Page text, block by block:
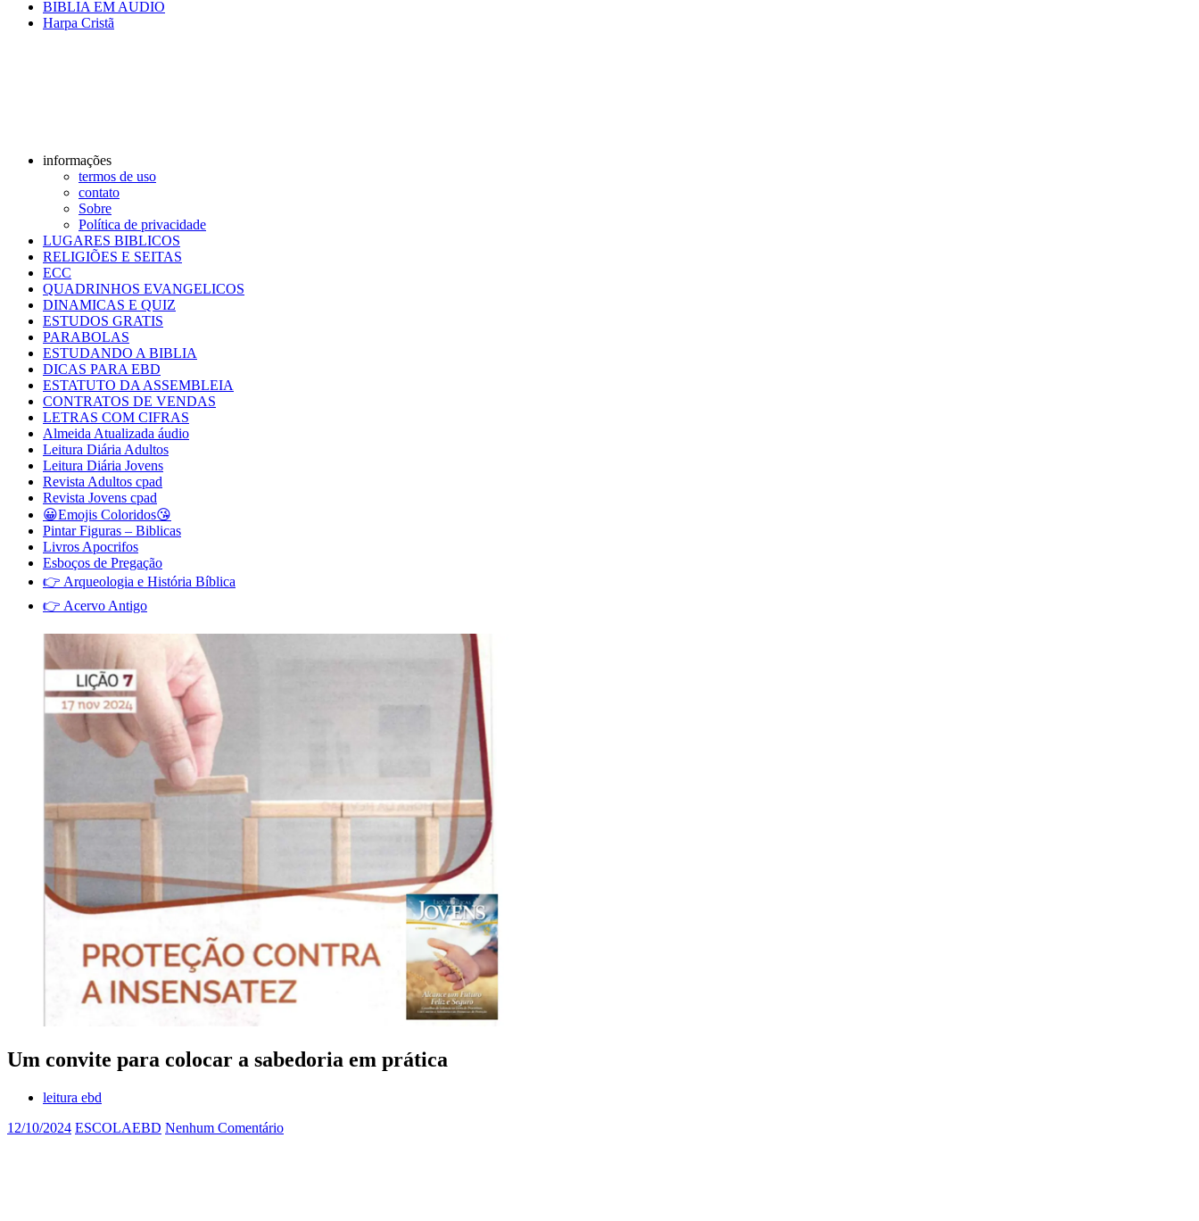
BIBLIA EM AUDIO
Harpa Cristã
informações
termos de uso
contato
Sobre
Política de privacidade
LUGARES BIBLICOS
RELIGIÕES E SEITAS
ECC
QUADRINHOS EVANGELICOS
DINAMICAS E QUIZ
ESTUDOS GRATIS
PARABOLAS
ESTUDANDO A BIBLIA
DICAS PARA EBD
ESTATUTO DA ASSEMBLEIA
CONTRATOS DE VENDAS
LETRAS COM CIFRAS
Almeida Atualizada áudio
Leitura Diária Adultos
Leitura Diária Jovens
Revista Adultos cpad
Revista Jovens cpad
😀Emojis Coloridos😘
Pintar Figuras – Biblicas
Livros Apocrifos
Esboços de Pregação
👉 Arqueologia e História Bíblica
👉 Acervo Antigo
Um convite para colocar a sabedoria em prática
leitura ebd
12/10/2024 ESCOLAEBD Nenhum Comentário